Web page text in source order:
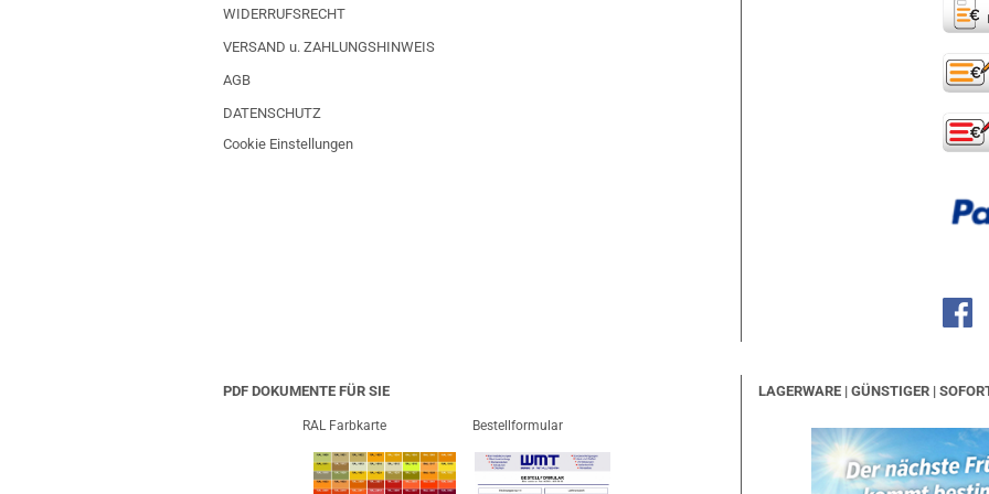
WIDERRUFSRECHT
VERSAND u. ZAHLUNGSHINWEIS
AGB
DATENSCHUTZ
Cookie Einstellungen
PDF DOKUMENTE FÜR SIE
RAL Farbkarte Bestellformular
LAGERWARE | GÜNSTIGER |